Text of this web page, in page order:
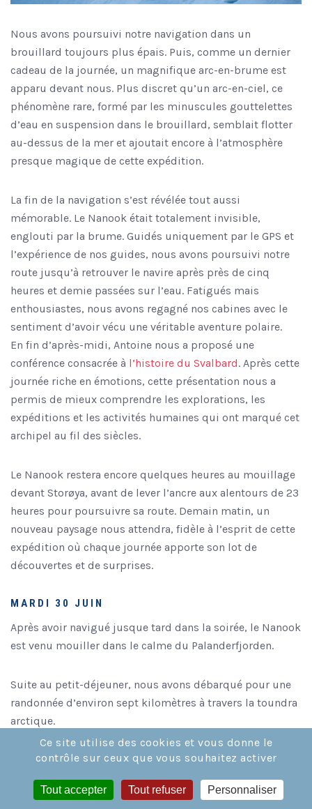
Ce site utilise des cookies et vous donne le
contrôle sur ceux que vous souhaitez activer
Tout accepter Tout refuser Personnaliser
Nous avons poursuivi notre navigation dans un
brouillard toujours plus épais. Puis, comme un dernier
cadeau de la journée, un magnifique arc-en-brume est
apparu devant nous. Plus discret qu’un arc-en-ciel, ce
phénomène rare, formé par les minuscules gouttelettes
d’eau en suspension dans le brouillard, semblait flotter
au-dessus de la mer et ajoutait encore à l’atmosphère
presque magique de cette expédition.
La fin de la navigation s’est révélée tout aussi
mémorable. Le Nanook était totalement invisible,
englouti par la brume. Guidés uniquement par le GPS et
l’expérience de nos guides, nous avons poursuivi notre
route jusqu’à retrouver le navire après près de cinq
heures et demie passées sur l’eau. Fatigués mais
enthousiastes, nous avons regagné nos cabines avec le
sentiment d’avoir vécu une véritable aventure polaire.
En fin d’après-midi, Antoine nous a proposé une
conférence consacrée à l’histoire du Svalbard. Après cette
journée riche en émotions, cette présentation nous a
permis de mieux comprendre les explorations, les
expéditions et les activités humaines qui ont marqué cet
archipel au fil des siècles.
Le Nanook restera encore quelques heures au mouillage
devant Storøya, avant de lever l’ancre aux alentours de 23
heures pour poursuivre sa route. Demain matin, un
nouveau paysage nous attendra, fidèle à l’esprit de cette
expédition où chaque journée apporte son lot de
découvertes et de surprises.
MARDI 30 JUIN
Après avoir navigué jusque tard dans la soirée, le Nanook
est venu mouiller dans le calme du Palanderfjorden.
Suite au petit-déjeuner, nous avons débarqué pour une
randonnée d’environ sept kilomètres à travers la toundra
arctique.
Notre objectif : Atteindre la calotte glaciaire qui domine
cette partie du paysage. Tout au long de la marche, nos
passé géologique de l’archipel. Nous avons observé